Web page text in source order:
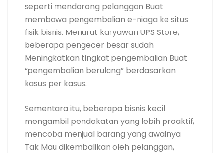
seperti mendorong pelanggan Buat
membawa pengembalian e-niaga ke situs
fisik bisnis. Menurut karyawan UPS Store,
beberapa pengecer besar sudah
Meningkatkan tingkat pengembalian Buat
“pengembalian berulang” berdasarkan
kasus per kasus.
Sementara itu, beberapa bisnis kecil
mengambil pendekatan yang lebih proaktif,
mencoba menjual barang yang awalnya
Tak Mau dikembalikan oleh pelanggan,